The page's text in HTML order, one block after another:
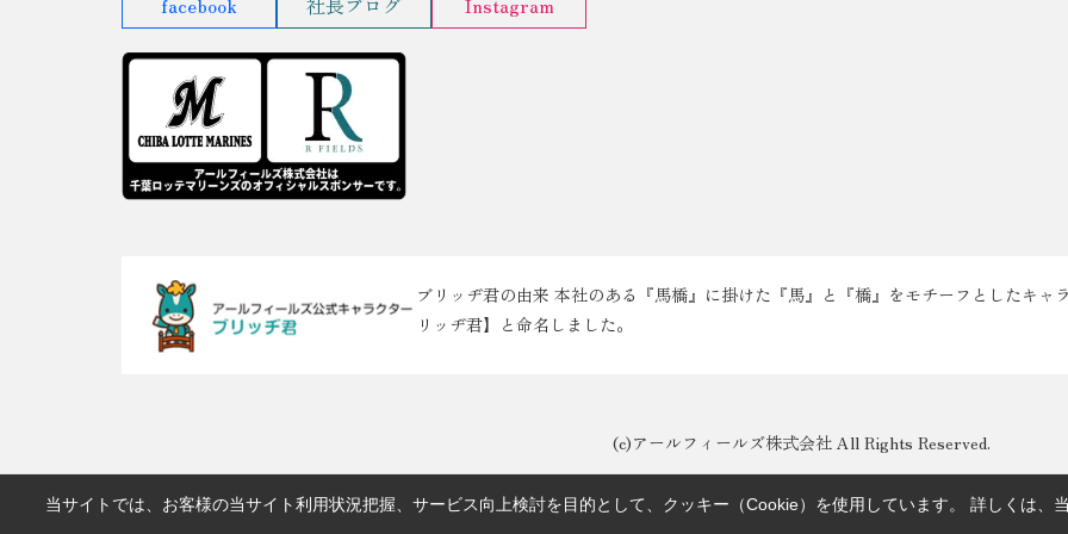
ブリッヂ君の由来 本社のある『馬橋』に掛けた『馬』と『橋』をモチーフとしたキ
リッヂ君】と命名しました。
(c)アールフィールズ株式会社 All Rights Reserved.
当サイトでは、お客様の当サイト利用状況把握、サービス向上検討を目的として、クッキー（Cookie）を使用しています。 詳しくは、